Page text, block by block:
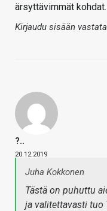
ärsyttävimmät kohdat.
Kirjaudu sisään
?..
20.12.2019
Juha Kokkonen
Tästä on puhuttu
ja valitettavasti tuo